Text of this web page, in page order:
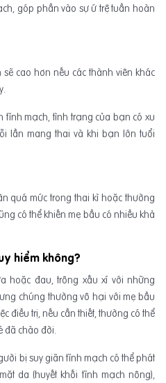
góp phần vào sự ứ trệ tuần hoàn
cao hơn nếu các thành viên khác
tĩnh mạch, tình trạng của bạn có xu
lần mang thai và khi bạn lớn tuổi
quá mức trong thai kì hoặc thường
có thể khiến mẹ bầu có nhiều khả
hiểm không?
hoặc đau, trông xấu xí với những
chúng thường vô hại với mẹ bầu
điều trị, nếu cần thiết, thường có thể
đã chào đời.
bị suy giãn tĩnh mạch có thể phát
da (huyết khối tĩnh mạch nông),